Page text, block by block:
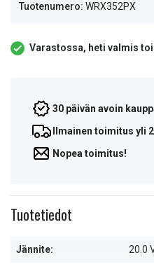
Tuotenumero: WRX352PX
Varastossa, heti valmis
30 päivän avoin
Ilmainen toimitus yli
Nopea toimitus!
Tuotetiedot
Jännite: 20.0